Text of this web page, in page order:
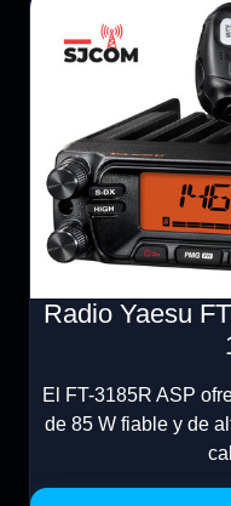
Radio Yaesu
El FT-3185R ASP
de 85 W fiable y de